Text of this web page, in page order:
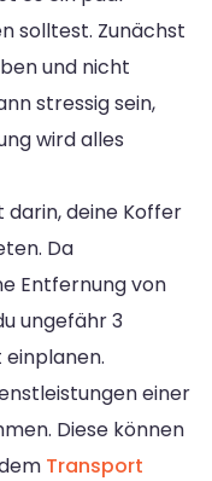
solltest. Zunächst
und nicht
stressig sein,
wird alles
deine Koffer
Da
Entfernung von
ungefähr 3
einplanen.
einer
Diese können
Transport